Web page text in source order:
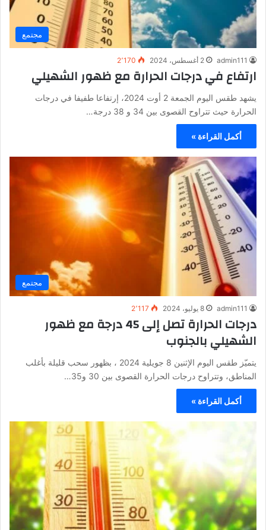
مجتمع
admin111 2 أغسطس، 2024 2٬170
ارتفاع في درجات الحرارة مع ظهور الشهيلي
يشهد طقس اليوم الجمعة 2 أوت 2024، إرتفاعا طفيفا في درجات
الحرارة حيث تتراوح القصوى بين 34 و 38 درجة…
أكمل القراءة »
مجتمع
admin111 8 يوليو، 2024 2٬117
درجات الحرارة تصل إلى 45 درجة مع ظهور
الشهيلي بالجنوب
يتميّز طقس اليوم الإثنين 8 جويلية 2024 ، بظهور سحب قليلة بأغلب
المناطق، وتتراوح درجات الحرارة القصوى بين 30 و35…
أكمل القراءة »